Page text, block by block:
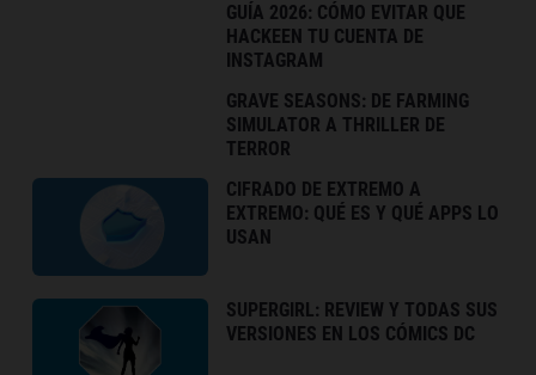
GUÍA 2026: CÓMO EVITAR QUE
HACKEEN TU CUENTA DE
INSTAGRAM
GRAVE SEASONS: DE FARMING
SIMULATOR A THRILLER DE
TERROR
CIFRADO DE EXTREMO A
EXTREMO: QUÉ ES Y QUÉ APPS LO
USAN
SUPERGIRL: REVIEW Y TODAS SUS
VERSIONES EN LOS CÓMICS DC